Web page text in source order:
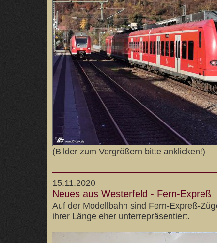
(Bilder zum Vergrößern bitte anklicken!)
15.11.2020
Neues aus Westerfeld - Fern-Expreß
Auf der Modellbahn sind Fern-Expreß-
ihrer Länge eher unterrepräsentiert.